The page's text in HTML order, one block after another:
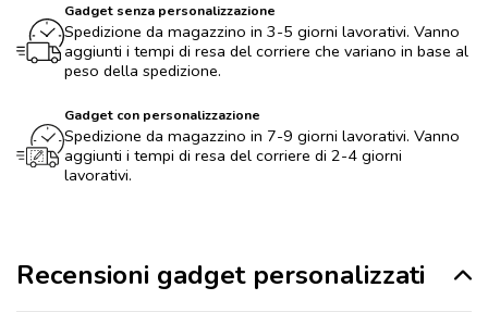
Gadget senza personalizzazione
Spedizione da magazzino in 3-5 giorni lavorativi. Vanno
aggiunti i tempi di resa del corriere che variano in base al
peso della spedizione.
Gadget con personalizzazione
Spedizione da magazzino in 7-9 giorni lavorativi. Vanno
aggiunti i tempi di resa del corriere di 2-4 giorni
lavorativi.
Recensioni gadget personalizzati